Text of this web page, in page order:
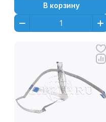
В корзину